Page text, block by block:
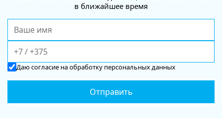
в ближайшее время
Даюсогласие на обработку персональных данных